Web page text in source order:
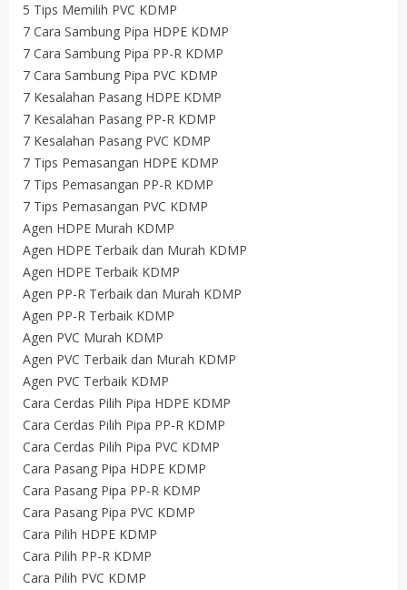
5 Tips Memilih PVC KDMP
7 Cara Sambung Pipa HDPE KDMP
7 Cara Sambung Pipa PP-R KDMP
7 Cara Sambung Pipa PVC KDMP
7 Kesalahan Pasang HDPE KDMP
7 Kesalahan Pasang PP-R KDMP
7 Kesalahan Pasang PVC KDMP
7 Tips Pemasangan HDPE KDMP
7 Tips Pemasangan PP-R KDMP
7 Tips Pemasangan PVC KDMP
Agen HDPE Murah KDMP
Agen HDPE Terbaik dan Murah KDMP
Agen HDPE Terbaik KDMP
Agen PP-R Terbaik dan Murah KDMP
Agen PP-R Terbaik KDMP
Agen PVC Murah KDMP
Agen PVC Terbaik dan Murah KDMP
Agen PVC Terbaik KDMP
Cara Cerdas Pilih Pipa HDPE KDMP
Cara Cerdas Pilih Pipa PP-R KDMP
Cara Cerdas Pilih Pipa PVC KDMP
Cara Pasang Pipa HDPE KDMP
Cara Pasang Pipa PP-R KDMP
Cara Pasang Pipa PVC KDMP
Cara Pilih HDPE KDMP
Cara Pilih PP-R KDMP
Cara Pilih PVC KDMP